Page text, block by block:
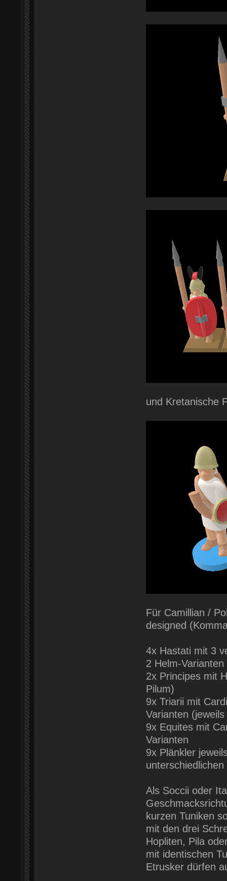
und Kretanische
Für Camillian /
designed
4x Hastati mit 3
2 Helm-
2x Principes mit
Pilum)
9x Triarii mit
Varianten
9x Equites mit
Varianten
9x Plänkler
unterschiedlichen
Als Soccii oder
kurzen Tuniken
mit den drei
Hopliten, Pila
mit identischen
Etrusker dürfen